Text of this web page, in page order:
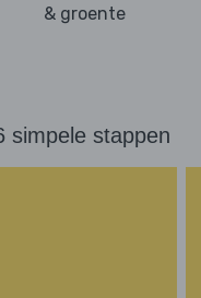
& groente
simpele stappen